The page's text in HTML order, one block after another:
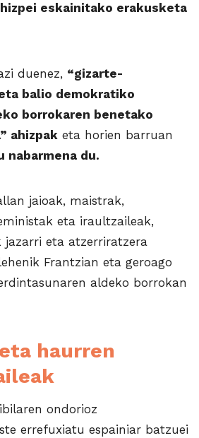
eskainitako erakusketa
duenez, “gizarte-
balio demokratiko
borrokaren benetako
ahizpak eta horien barruan
nabarmena du.
jaioak, maistrak,
eta iraultzaileak,
jazarri eta atzerriratzera
Frantzian eta geroago
aldeko borrokan
haurren
ondorioz
errefuxiatu espainiar batzuei